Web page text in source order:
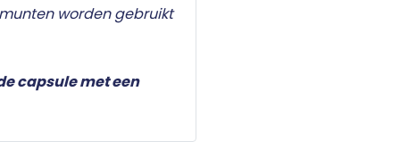
worden gebruikt
capsule met een